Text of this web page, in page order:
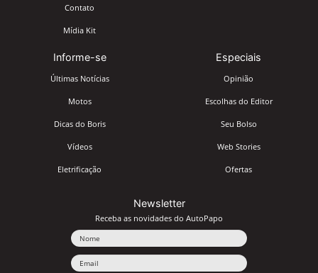
Contato
Mídia Kit
Informe-se
Últimas Notícias
Motos
Dicas do Boris
Vídeos
Eletrificação
Especiais
Opinião
Escolhas do Editor
Seu Bolso
Web Stories
Ofertas
Newsletter
Receba as novidades do AutoPapo